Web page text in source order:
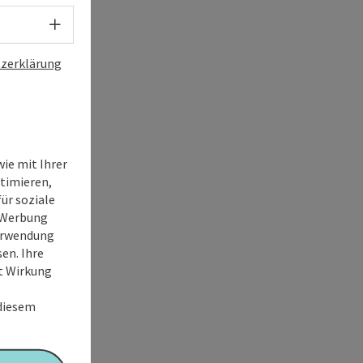
Sprachwahl - Menü öffnen
mit Ihrer
soziale
Ihre
Wirkung